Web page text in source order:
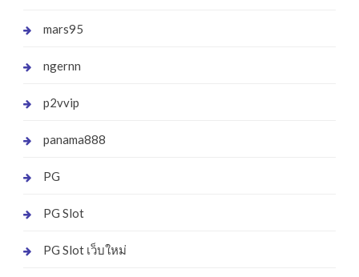
mars95
ngernn
p2vvip
panama888
PG
PG Slot
PG Slot เว็บใหม่